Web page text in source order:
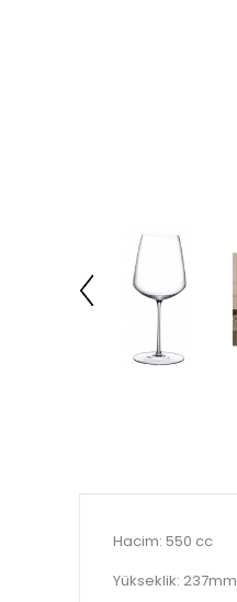
Hacim: 550 cc
Yükseklik: 237mm